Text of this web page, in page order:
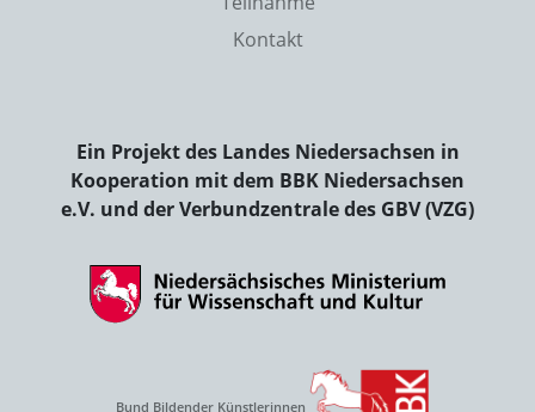
Kontakt
Ein Projekt des Landes Niedersachsen in
Kooperation mit dem BBK Niedersachsen
e.V. und der Verbundzentrale des GBV (VZG)
Bund Bildender Künstlerinnen